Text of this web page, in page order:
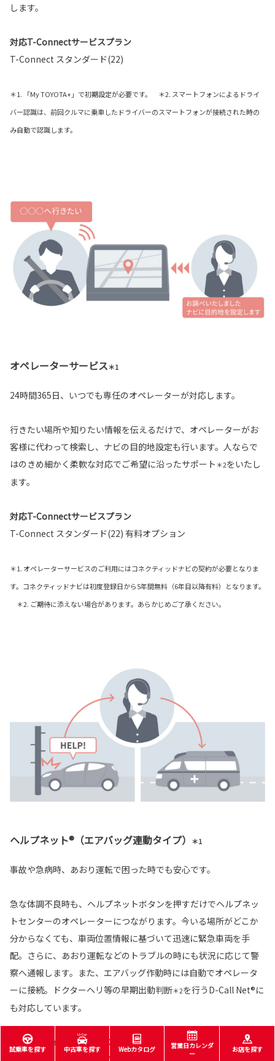
します。
対応T-Connectサービスプラン
T-Connect スタンダード(22)
＊1. 「My TOYOTA+」で初期設定が必要です。 ＊2. スマートフォンによるドライ
バー認識は、前回クルマに乗車したドライバーのスマートフォンが接続された時の
み自動で認識します。
オペレーターサービス＊1
24時間365日、いつでも専任のオペレーターが対応します。
行きたい場所や知りたい情報を伝えるだけで、オペレーターがお
客様に代わって検索し、ナビの目的地設定も行います。人ならで
はのきめ細かく柔軟な対応でご希望に沿ったサポート ＊2をいたし
ます。
対応T-Connectサービスプラン
T-Connect スタンダード(22) 有料オプション
＊1. オペレーターサービスのご利用にはコネクティッドナビの契約が必要となりま
す。コネクティッドナビは初度登録日から5年間無料（6年目以降有料）となります。
＊2. ご期待に添えない場合があります。あらかじめご了承ください。
ヘルプネット®（エアバッグ連動タイプ） ＊1
事故や急病時、あおり運転で困った時でも安心です。
急な体調不良時も、ヘルプネットボタンを押すだけでヘルプネッ
トセンターのオペレーターにつながります。今いる場所がどこか
分からなくても、車両位置情報に基づいて迅速に緊急車両を手
配。さらに、あおり運転などのトラブルの時にも状況に応じて警
察へ通報します。また、エアバッグ作動時には自動でオペレータ
ーに接続。ドクターヘリ等の早期出動判断＊2を行うD-Call Net®に
も対応しています。
対応T-Connectサービスプラン
試乗車を探す 中古車を探す Webカタログ
営業日カレンダ
ー
お店を探す